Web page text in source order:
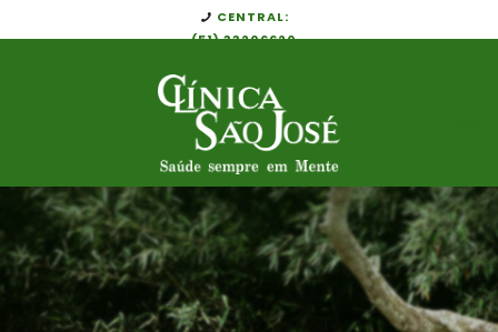
CENTRAL:
(51) 33206620